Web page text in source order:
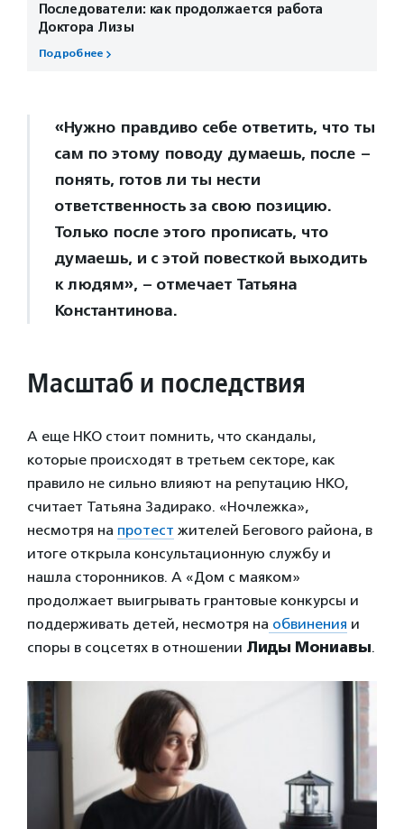
Последователи: как продолжается работа
Доктора Лизы
Подробнее
«Нужно правдиво себе ответить, что ты
сам по этому поводу думаешь, после –
понять, готов ли ты нести
ответственность за свою позицию.
Только после этого прописать, что
думаешь, и с этой повесткой выходить
к людям», – отмечает Татьяна
Константинова.
Масштаб и последствия
А еще НКО стоит помнить, что скандалы,
которые происходят в третьем секторе, как
правило не сильно влияют на репутацию НКО,
считает Татьяна Задирако. «Ночлежка»,
несмотря на протест жителей Бегового района, в
итоге открыла консультационную службу и
нашла сторонников. А «Дом с маяком»
продолжает выигрывать грантовые конкурсы и
поддерживать детей, несмотря на обвинения и
споры в соцсетях в отношении Лиды Мониавы.